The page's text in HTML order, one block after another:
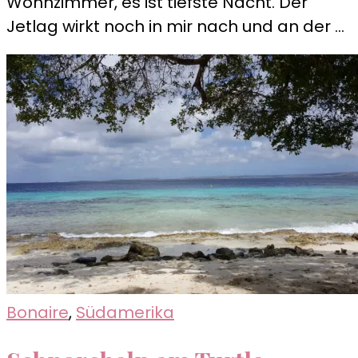
dich…
Jetlag wirkt noch in mir nach und an der …
Bonaire, Südamerika